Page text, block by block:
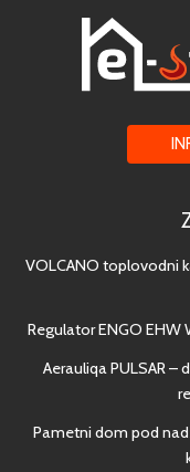
VOLCANO toplovodni
Regulator ENGO
Aerauliqa PULSAR
Pametni dom pod